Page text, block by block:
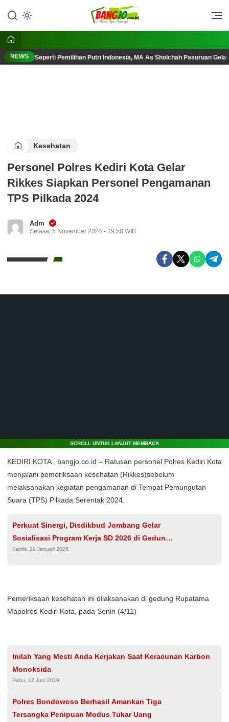
konten
Bangjo.co.id
Berani, Tegas, Terpercaya
NEWS Seperti Pemilihan Putri Indonesia, MA As Sholchah Pasuruan
Kesehatan
Personel Polres Kediri Kota Gelar
Rikkes Siapkan Personel Pengamanan
TPS Pilkada 2024
Adm
Selasa, 5 November 2024 - 19:58 WIB
SCROLL UNTUK LANJUT MEMBACA
KEDIRI KOTA , bangjo.co.id – Ratusan personel Polres Kediri Kota
menjalani pemeriksaan kesehatan (Rikkes)sebelum
melaksanakan kegiatan pengamanan di Tempat Pemungutan
Suara (TPS) Pilkada Serentak 2024.
Perkuat Sinergi, Disdikbud Jombang Gelar
Sosialisasi Program Kerja SD 2026 di Gedung
Kesenian
Kamis, 29 Januari 2026
Pemeriksaan kesehatan ini dilaksanakan di gedung Rupatama
Mapolres Kediri Kota, pada Senin (4/11)
Inilah Yang Mesti Anda Kerjakan Saat Keracunan Karbon
Monoksida
Rabu, 12 Juni 2019
Polres Bondowoso Berhasil Amankan Tiga
Tersangka Penipuan Modus Tukar Uang